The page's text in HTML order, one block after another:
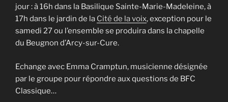
jour : à 16h dans la Basilique Sainte-Marie-Madeleine, à
17h dans le jardin de la Cité de la voix, exception pour le
samedi 27 ou l’ensemble se produira dans la chapelle
du Beugnon d’Arcy-sur-Cure.
Echange avec Emma Cramptun, musicienne désignée
par le groupe pour répondre aux questions de BFC
Classique…